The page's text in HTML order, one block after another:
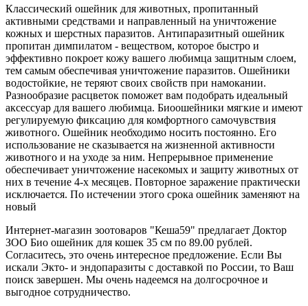
Классический ошейник для животных, пропитанный
активными средствами и направленный на уничтожение
кожных и шерстных паразитов. Антипаразитный ошейник
пропитан димпилатом - веществом, которое быстро и
эффективно покроет кожу вашего любимца защитным слоем,
тем самым обеспечивая уничтожение паразитов. Ошейники
водостойкие, не теряют своих свойств при намокании.
Разнообразие расцветок поможет вам подобрать идеальный
аксессуар для вашего любимца. Биоошейники мягкие и имеют
регулируемую фиксацию для комфортного самочувствия
животного. Ошейник необходимо носить постоянно. Его
использование не сказывается на жизненной активности
животного и на уходе за ним. Непрерывное применение
обеспечивает уничтожение насекомых и защиту животных от
них в течение 4-х месяцев. Повторное заражение практически
исключается. По истечении этого срока ошейник заменяют на
новый
Интернет-магазин зоотоваров "Кеша59" предлагает Доктор
ЗОО Био ошейник для кошек 35 см по 89.00 рублей.
Согласитесь, это очень интересное предложение. Если Вы
искали Экто- и эндопаразиты с доставкой по России, то Ваш
поиск завершен. Мы очень надеемся на долгосрочное и
выгодное сотрудничество.